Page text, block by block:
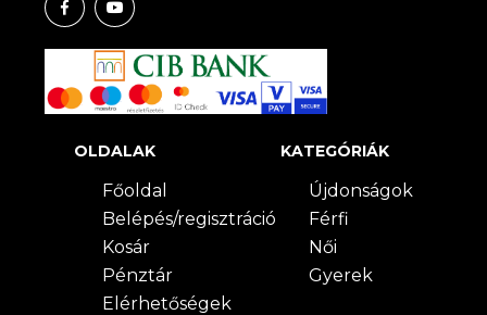
OLDALAK
Főoldal
Belépés/regisztráció
Kosár
Pénztár
Elérhetőségek
KATEGÓRIÁK
Újdonságok
Férfi
Női
Gyerek